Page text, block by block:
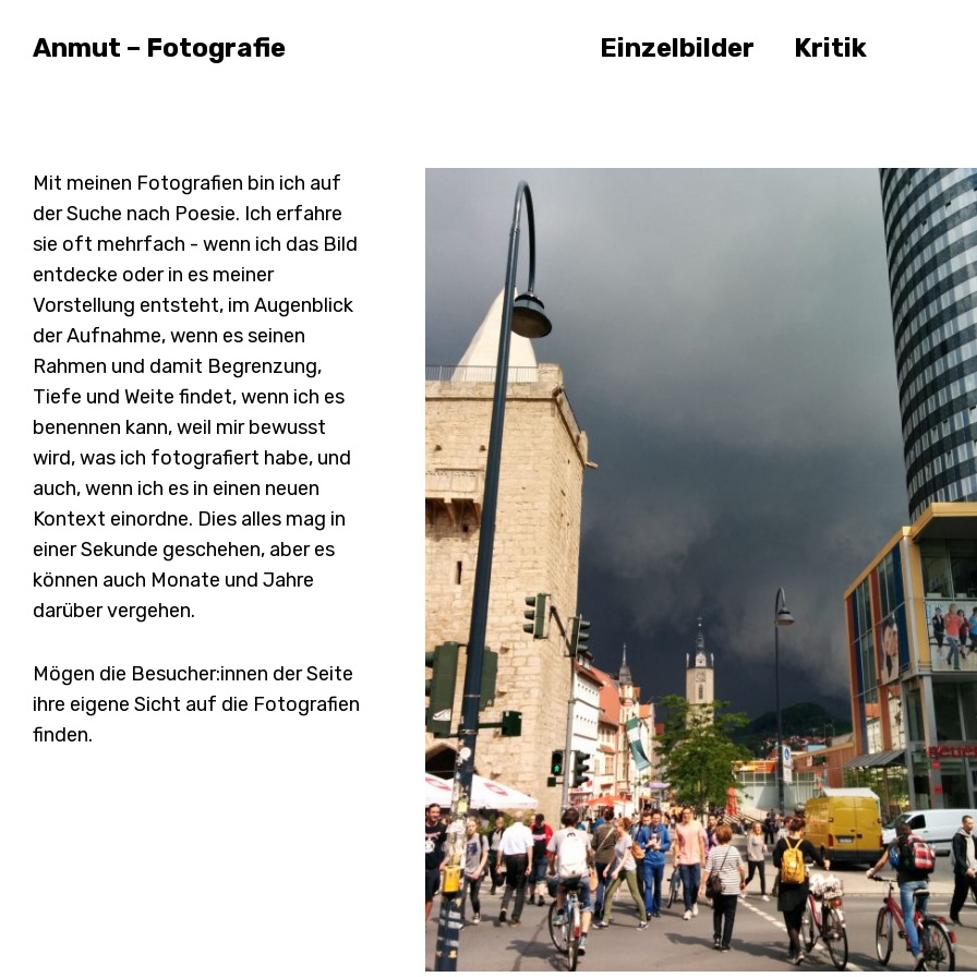
Anmut – Fotografie Einzelbilder Kritik
Mit meinen Fotografien bin ich auf
der Suche nach Poesie. Ich erfahre
sie oft mehrfach - wenn ich das Bild
entdecke oder in es meiner
Vorstellung entsteht, im Augenblick
der Aufnahme, wenn es seinen
Rahmen und damit Begrenzung,
Tiefe und Weite findet, wenn ich es
benennen kann, weil mir bewusst
wird, was ich fotografiert habe, und
auch, wenn ich es in einen neuen
Kontext einordne. Dies alles mag in
einer Sekunde geschehen, aber es
können auch Monate und Jahre
darüber vergehen.
Mögen die Besucher:innen der Seite
ihre eigene Sicht auf die Fotografien
finden.